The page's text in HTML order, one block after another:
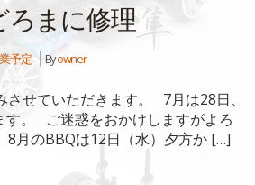
ろまに修理
予定 Byowner
させていただきます。 7月は28日、
す。 ご迷惑をおかけしますがよろ
月のBBQは12日（水）夕方か […]